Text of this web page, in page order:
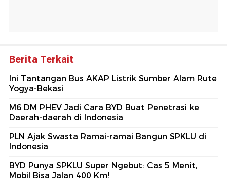
Berita Terkait
Ini Tantangan Bus AKAP Listrik Sumber Alam Rute
Yogya-Bekasi
M6 DM PHEV Jadi Cara BYD Buat Penetrasi ke
Daerah-daerah di Indonesia
PLN Ajak Swasta Ramai-ramai Bangun SPKLU di
Indonesia
BYD Punya SPKLU Super Ngebut: Cas 5 Menit,
Mobil Bisa Jalan 400 Km!